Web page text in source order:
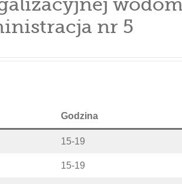
nr 5
Godzina
15-19
15-19